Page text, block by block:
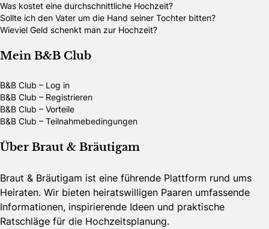
Was kostet eine durchschnittliche Hochzeit?
Sollte ich den Vater um die Hand seiner Tochter bitten?
Wieviel Geld schenkt man zur Hochzeit?
Mein B&B Club
B&B Club – Log in
B&B Club – Registrieren
B&B Club – Vorteile
B&B Club – Teilnahmebedingungen
Über Braut & Bräutigam
Braut & Bräutigam ist eine führende Plattform rund ums
Heiraten. Wir bieten heiratswilligen Paaren umfassende
Informationen, inspirierende Ideen und praktische
Ratschläge für die Hochzeitsplanung.